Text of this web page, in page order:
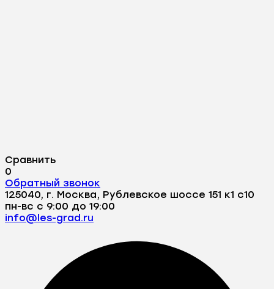
Сравнить
0
Обратный звонок
125040, г. Москва, Рублевское шоссе 151 к1 с10
пн-вс с 9:00 до 19:00
info@les-grad.ru